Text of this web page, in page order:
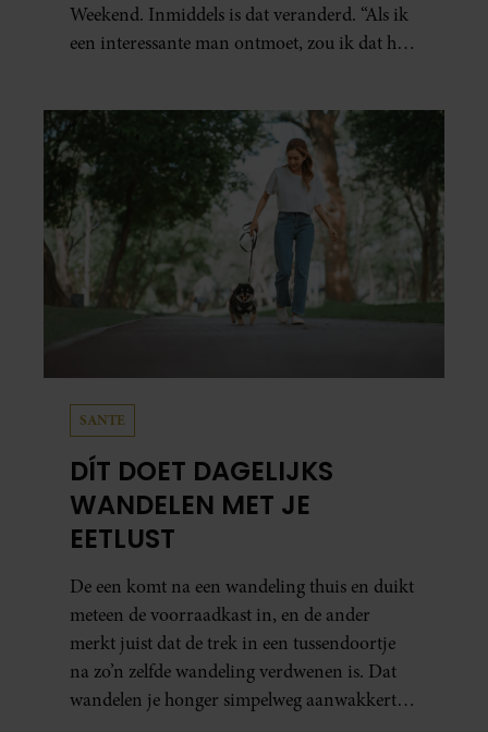
Weekend. Inmiddels is dat veranderd. “Als ik
een interessante man ontmoet, zou ik dat heel
SANTE
DÍT DOET DAGELIJKS
WANDELEN MET JE
EETLUST
De een komt na een wandeling thuis en duikt
meteen de voorraadkast in, en de ander
merkt juist dat de trek in een tussendoortje
na zo’n zelfde wandeling verdwenen is. Dat
wandelen je honger simpelweg aanwakkert,